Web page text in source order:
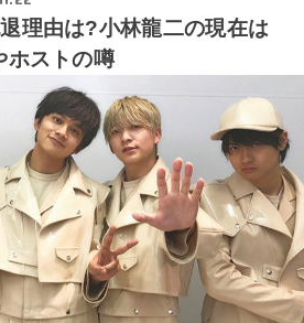
理由は?小林龍二の現在は
ストの噂